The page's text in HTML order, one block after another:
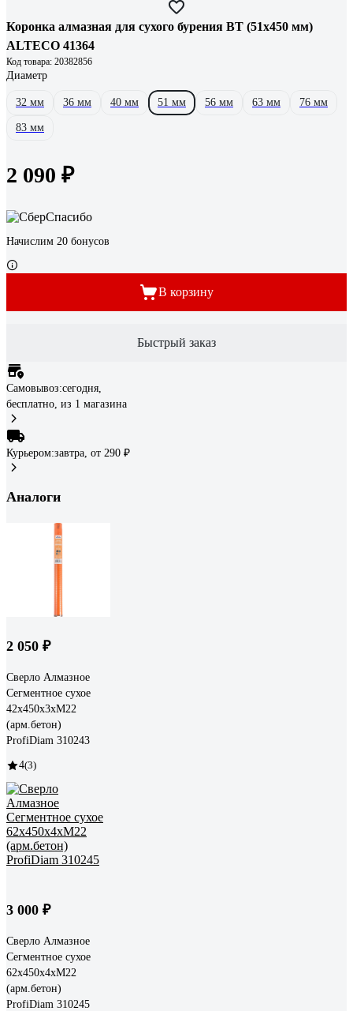
Коронка алмазная для сухого бурения BT (51х450 мм)
ALTECO 41364
Код товара: 20382856
Диаметр
32 мм 36 мм 40 мм 51 мм 56 мм 63 мм 76 мм
83 мм
2 090 ₽
Начислим 20 бонусов
В корзину
Быстрый заказ
Самовывоз:сегодня,
бесплатно, из 1 магазина
Курьером:завтра, от 290 ₽
Аналоги
2 050 ₽
Сверло Алмазное
Сегментное сухое
42x450x3хM22
(арм.бетон)
ProfiDiam 310243
4(3)
3 000 ₽
Сверло Алмазное
Сегментное сухое
62x450x4хM22
(арм.бетон)
ProfiDiam 310245